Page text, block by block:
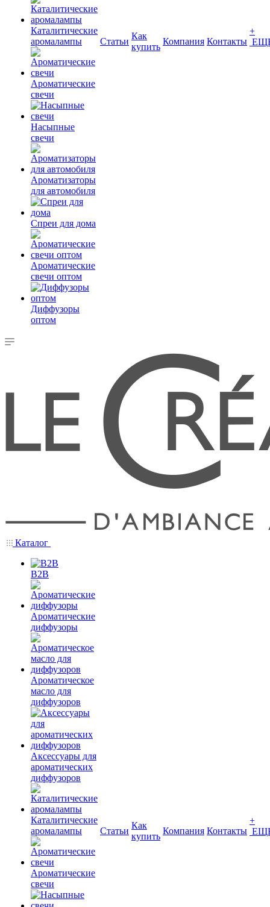
Каталитические
аромалампы
Ароматические
свечи
Насыпные
свечи
Ароматизаторы
для автомобиля
Спреи для дома
Ароматические
свечи оптом
Диффузоры
оптом
Статьи
Как
купить
Компания Контакты
+
Каталог
B2B
Ароматические
диффузоры
Ароматическое
масло для
диффузоров
Аксессуары для
ароматических
диффузоров
Каталитические
аромалампы
Ароматические
свечи
Статьи
Как
купить
Компания Контакты
+